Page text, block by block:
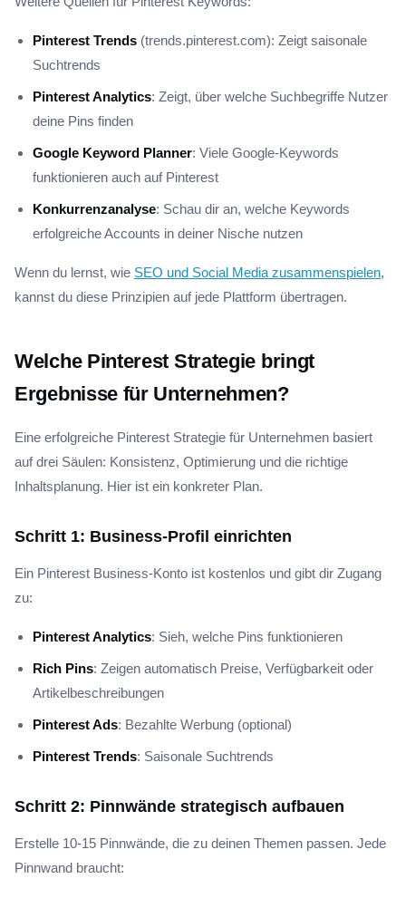
Pinterest Trends (trends.pinterest.com): Zeigt saisonale
Suchtrends
Pinterest Analytics: Zeigt, über welche Suchbegriffe Nutzer
deine Pins finden
Google Keyword Planner: Viele Google-Keywords
funktionieren auch auf Pinterest
Konkurrenzanalyse: Schau dir an, welche Keywords
erfolgreiche Accounts in deiner Nische nutzen
Wenn du lernst, wie SEO und Social Media zusammenspielen,
kannst du diese Prinzipien auf jede Plattform übertragen.
Welche Pinterest Strategie bringt
Ergebnisse für Unternehmen?
Eine erfolgreiche Pinterest Strategie für Unternehmen basiert
auf drei Säulen: Konsistenz, Optimierung und die richtige
Inhaltsplanung. Hier ist ein konkreter Plan.
Schritt 1: Business-Profil einrichten
Ein Pinterest Business-Konto ist kostenlos und gibt dir Zugang
zu:
Pinterest Analytics: Sieh, welche Pins funktionieren
Rich Pins: Zeigen automatisch Preise, Verfügbarkeit oder
Artikelbeschreibungen
Pinterest Ads: Bezahlte Werbung (optional)
Pinterest Trends: Saisonale Suchtrends
Schritt 2: Pinnwände strategisch aufbauen
Erstelle 10-15 Pinnwände, die zu deinen Themen passen. Jede
Pinnwand braucht: